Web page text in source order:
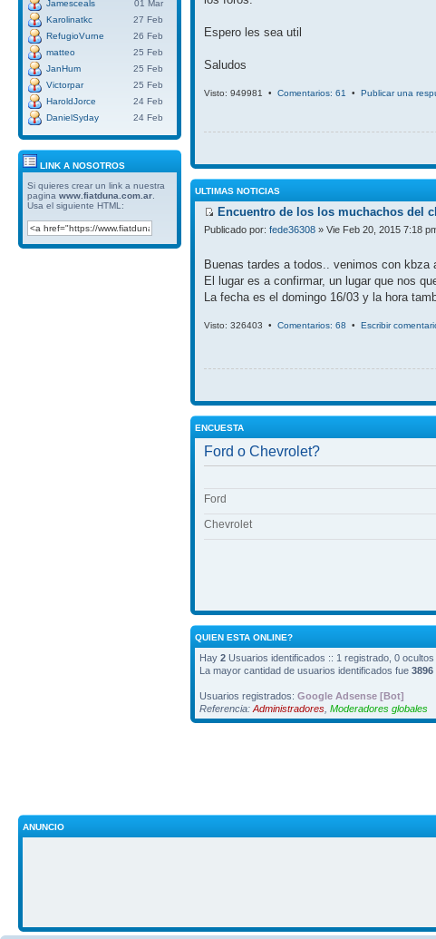
Jamesceals
01 Mar
Karolinatkc
27 Feb
RefugioVurne
26 Feb
matteo
25 Feb
JanHum
25 Feb
Victorpar
25 Feb
HaroldJorce
24 Feb
DanielSyday
24 Feb
LINK A NOSOTROS
Si quieres crear un link a nuestra
pagina www.fiatduna.com.ar
Usa el siguiente HTML:
Espero les sea util
Saludos
Visto: 949981 • Comentarios: 61 • Publicar una
ULTIMAS NOTICIAS
Encuentro de los los muchachos del
Publicado por: fede36308 » Vie Feb 20, 2015 7:18
Buenas tardes a todos.. venimos con
El lugar es a confirmar, un lugar que nos
La fecha es el domingo 16/03 y la hora
Visto: 326403 • Comentarios: 68 • Escribir
ENCUESTA
Ford o Chevrolet?
Ford
Chevrolet
QUIEN ESTA ONLINE?
Hay 2 Usuarios identificados :: 1 registrado, 0
La mayor cantidad de usuarios identificados fue 3896
Usuarios registrados: Google Adsense [Bot]
Referencia: Administradores Moderadores globales
ANUNCIO